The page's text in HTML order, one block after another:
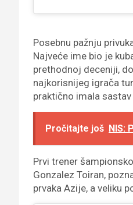
Posebnu pažnju
Najveće ime bio je
prethodnoj deceniji,
najkorisnijeg igrača
praktično imala
Pročitajte još NIS:
Prvi trener
Gonzalez Toiran,
prvaka Azije, a veliku